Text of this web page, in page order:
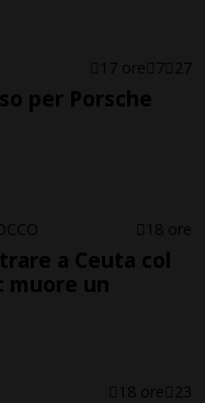
17 ore 7 27
per Porsche
18 ore
a Ceuta col
muore un
18 ore 23